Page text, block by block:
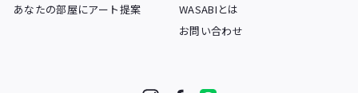
あなたの部屋にアート提案
WASABIとは
お問い合わせ